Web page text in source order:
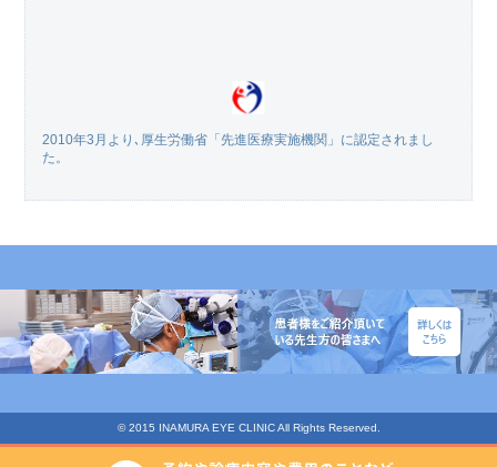
2010年3月より､厚生労働省「先進医療実施機関」に認定されまし
た。
© 2015 INAMURA EYE CLINIC All Rights Reserved.